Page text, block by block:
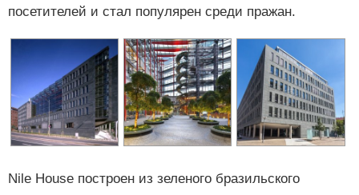
посетителей и стал популярен среди пражан.
Nile House построен из зеленого бразильского